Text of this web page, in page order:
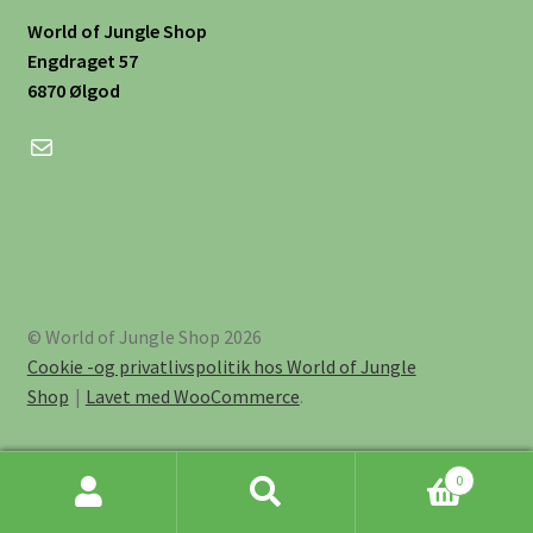
World of Jungle Shop
Engdraget 57
6870 Ølgod
Mail
© World of Jungle Shop 2026
Cookie -og privatlivspolitik hos World of Jungle
Shop
Lavet med WooCommerce.
0